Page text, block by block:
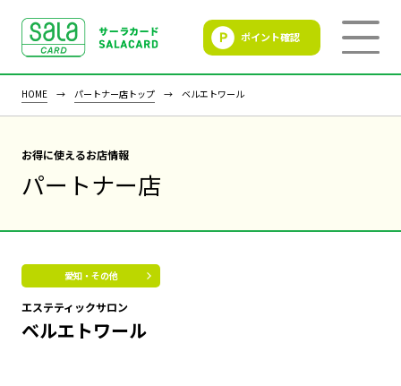
ポイント確認
HOME パートナー店トップ ベルエトワール
お得に使えるお店情報
パートナー店
愛知・その他
エステティックサロン
ベルエトワール